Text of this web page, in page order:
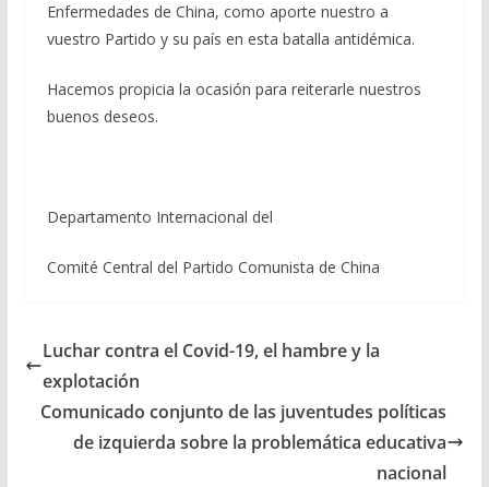
Enfermedades de China, como aporte nuestro a
vuestro Partido y su país en esta batalla antidémica.
Hacemos propicia la ocasión para reiterarle nuestros
buenos deseos.
Departamento Internacional del
Comité Central del Partido Comunista de China
Luchar contra el Covid-19, el hambre y la
explotación
Comunicado conjunto de las juventudes políticas
de izquierda sobre la problemática educativa
nacional